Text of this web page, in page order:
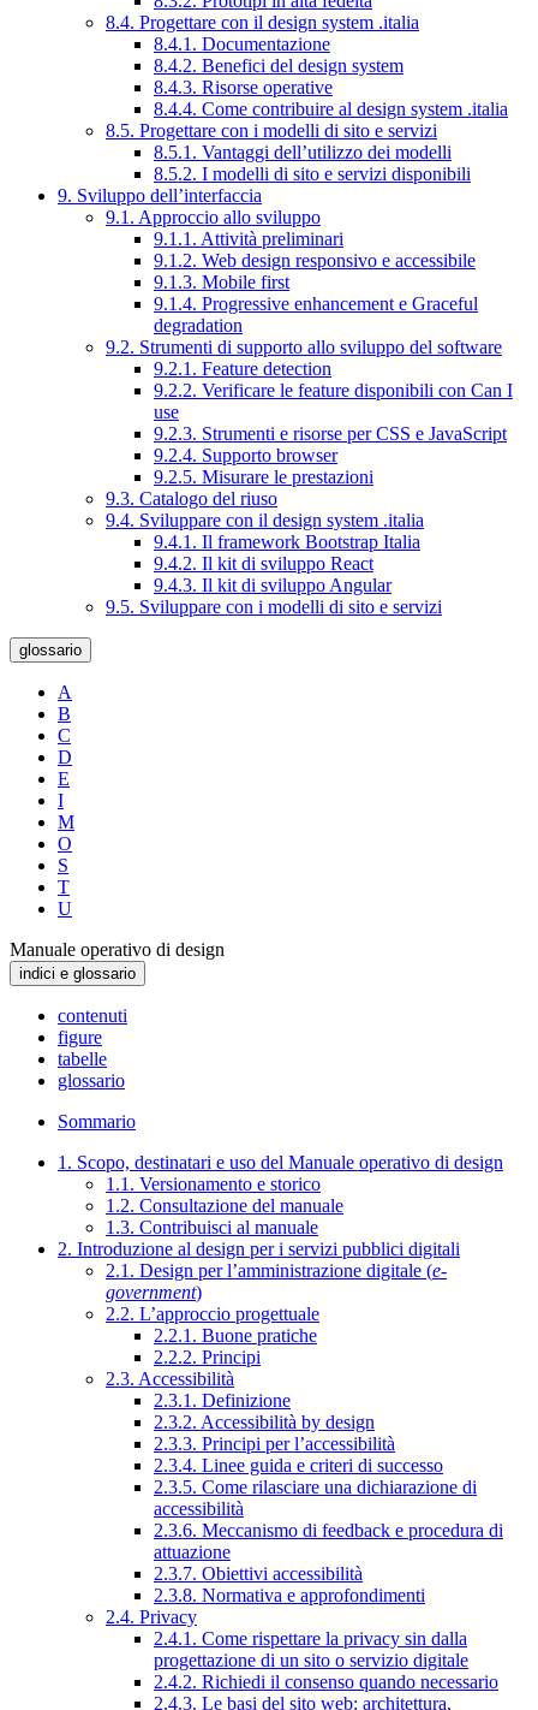
8.4. Progettare con il design system .italia
8.4.1. Documentazione
8.4.2. Benefici del design system
8.4.3. Risorse operative
8.4.4. Come contribuire al design system .italia
8.5. Progettare con i modelli di sito e servizi
8.5.1. Vantaggi dell’utilizzo dei modelli
8.5.2. I modelli di sito e servizi disponibili
9. Sviluppo dell’interfaccia
9.1. Approccio allo sviluppo
9.1.1. Attività preliminari
9.1.2. Web design responsivo e accessibile
9.1.3. Mobile first
9.1.4. Progressive enhancement e Graceful
degradation
9.2. Strumenti di supporto allo sviluppo del software
9.2.1. Feature detection
9.2.2. Verificare le feature disponibili con Can I
use
9.2.3. Strumenti e risorse per CSS e JavaScript
9.2.4. Supporto browser
9.2.5. Misurare le prestazioni
9.3. Catalogo del riuso
9.4. Sviluppare con il design system .italia
9.4.1. Il framework Bootstrap Italia
9.4.2. Il kit di sviluppo React
9.4.3. Il kit di sviluppo Angular
9.5. Sviluppare con i modelli di sito e servizi
glossario
A
B
C
D
E
I
M
O
S
T
U
Manuale operativo di design
indici e glossario
contenuti
figure
tabelle
glossario
Sommario
1. Scopo, destinatari e uso del Manuale operativo di design
1.1. Versionamento e storico
1.2. Consultazione del manuale
1.3. Contribuisci al manuale
2. Introduzione al design per i servizi pubblici digitali
2.1. Design per l’amministrazione digitale (e-
government)
2.2. L’approccio progettuale
2.2.1. Buone pratiche
2.2.2. Principi
2.3. Accessibilità
2.3.1. Definizione
2.3.2. Accessibilità by design
2.3.3. Principi per l’accessibilità
2.3.4. Linee guida e criteri di successo
2.3.5. Come rilasciare una dichiarazione di
accessibilità
2.3.6. Meccanismo di feedback e procedura di
attuazione
2.3.7. Obiettivi accessibilità
2.3.8. Normativa e approfondimenti
2.4. Privacy
2.4.1. Come rispettare la privacy sin dalla
progettazione di un sito o servizio digitale
2.4.2. Richiedi il consenso quando necessario
2.4.3. Le basi del sito web: architettura,